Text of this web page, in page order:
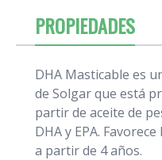
PROPIEDADES
DHA Masticable es
de Solgar que está
partir de aceite de
DHA y EPA.
a partir de 4 años.